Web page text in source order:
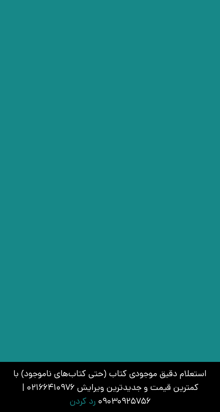
استعلام دقیق موجودی کتاب (حتی کتاب‌های ناموجود) با
کمترین قیمت و جدیدترین ویرایش 02166410976 |
09030925756 رد کردن